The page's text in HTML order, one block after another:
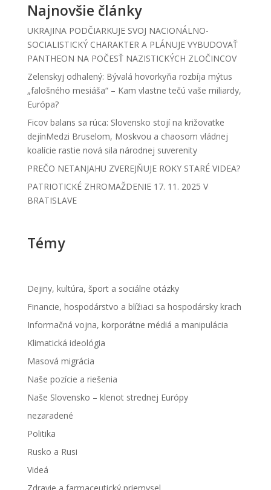
Najnovšie články
UKRAJINA PODČIARKUJE SVOJ NACIONÁLNO-
SOCIALISTICKÝ CHARAKTER A PLÁNUJE VYBUDOVAŤ
PANTHEON NA POČESŤ NAZISTICKÝCH ZLOČINCOV
Zelenskyj odhalený: Bývalá hovorkyňa rozbíja mýtus
„falošného mesiáša“ – Kam vlastne tečú vaše miliardy,
Európa?
Ficov balans sa rúca: Slovensko stojí na križovatke
dejínMedzi Bruselom, Moskvou a chaosom vládnej
koalície rastie nová sila národnej suverenity
PREČO NETANJAHU ZVEREJŇUJE ROKY STARÉ VIDEA?
PATRIOTICKÉ ZHROMAŽDENIE 17. 11. 2025 V
BRATISLAVE
Témy
Dejiny, kultúra, šport a sociálne otázky
Financie, hospodárstvo a blížiaci sa hospodársky krach
Informačná vojna, korporátne médiá a manipulácia
Klimatická ideológia
Masová migrácia
Naše pozície a riešenia
Naše Slovensko – klenot strednej Európy
nezaradené
Politika
Rusko a Rusi
Videá
Zdravie a farmaceutický priemysel